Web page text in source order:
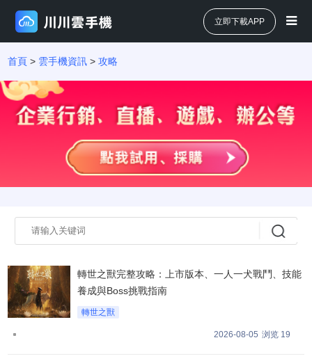
立即下載APP
首頁 > 雲手機資訊 >攻略
轉世之獸完整攻略：上市版本、一人一犬戰鬥、技能
養成與Boss挑戰指南
轉世之獸
浏览 19
2026-08-05